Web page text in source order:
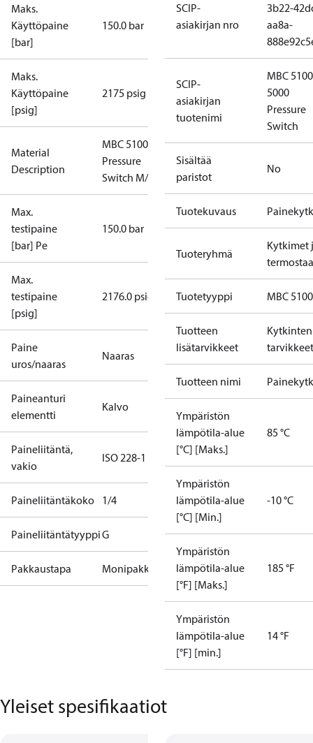
Maks.
Käyttöpaine
[bar]
150.0 bar
Maks.
Käyttöpaine
[psig]
2175 psig
Material
Description
MBC 5100
Pressure
Switch M/32
Max.
testipaine
[bar] Pe
150.0 bar
Max.
testipaine
[psig]
2176.0 psig
Paine
uros/naaras
Naaras
Paineanturi
elementti
Kalvo
Paineliitäntä,
vakio
ISO 228-1
Paineliitäntäkoko 1/4
PaineliitäntätyyppiG
Pakkaustapa Monipakkaus
SCIP-
asiakirjan nro
3b22-
aa8a-
SCIP-
asiakirjan
tuotenimi
MBC 5100
5000
Pressure
Switch
Sisältää
paristot
No
Tuotekuvaus
Tuoteryhmä
Kytkimet
Tuotetyyppi MBC 5100
Tuotteen
lisätarvikkeet
Kytkinten
tarvikkeet
Tuotteen nimi
Ympäristön
lämpötila-alue
[°C] [Maks.]
85 °C
Ympäristön
lämpötila-alue
[°C] [Min.]
-10 °C
Ympäristön
lämpötila-alue
[°F] [Maks.]
185 °F
Ympäristön
lämpötila-alue
[°F] [min.]
14 °F
Yleiset spesifikaatiot